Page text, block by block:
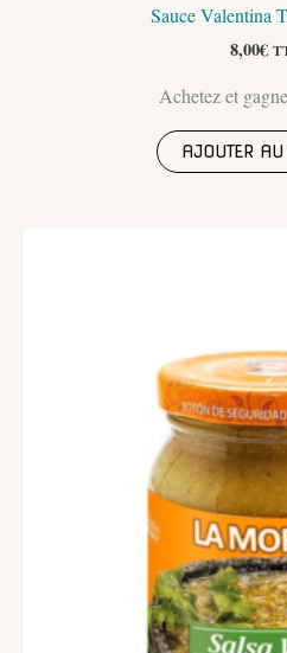
Sauce Valentina
8,00€
Achetez et
AJOUTER